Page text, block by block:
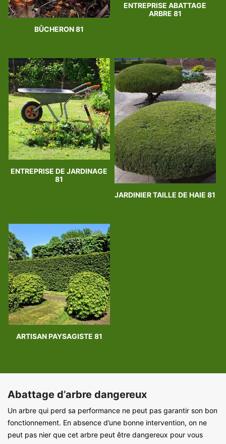
BÛCHERON 81
ENTREPRISE ABATTAGE
ARBRE 81
ENTREPRISE DE JARDINAGE
81
JARDINIER TAILLE DE HAIE 81
ARTISAN PAYSAGISTE 81
Abattage d’arbre dangereux
Un arbre qui perd sa performance ne peut pas garantir son bon
fonctionnement. En absence d’une bonne intervention, on ne
peut pas nier que cet arbre peut être dangereux pour vous